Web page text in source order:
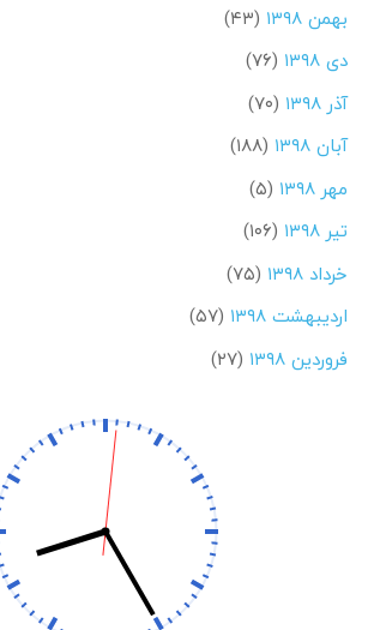
بهمن ۱۳۹۸
(۴۳)
دی ۱۳۹۸
(۷۶)
آذر ۱۳۹۸
(۷۰)
آبان ۱۳۹۸
(۱۸۸)
مهر ۱۳۹۸
(۵)
تیر ۱۳۹۸
(۱۰۶)
خرداد ۱۳۹۸
(۷۵)
اردیبهشت ۱۳۹۸
(۵۷)
فروردین ۱۳۹۸
(۲۷)